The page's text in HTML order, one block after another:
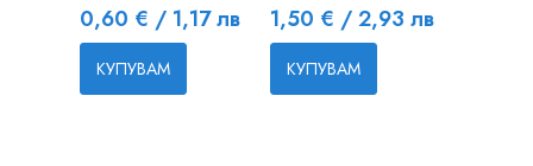
Цена
0,60 € / 1,17 лв
КУПУВАМ
Цена
1,50 € / 2,93 лв
КУПУВАМ